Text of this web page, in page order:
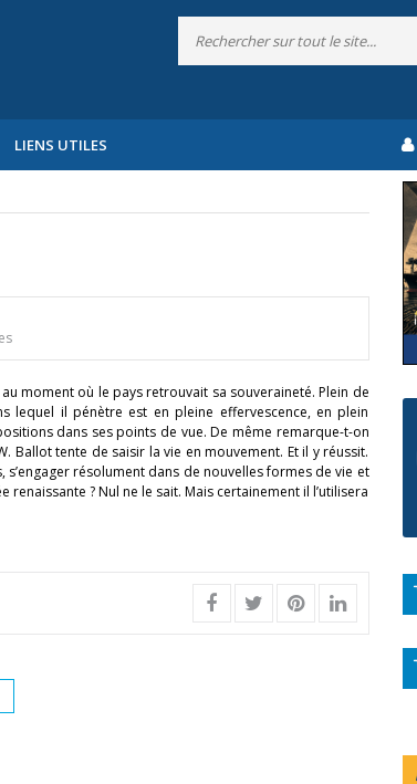
LIENS UTILES
moment où le pays retrouvait sa souveraineté. Plein de
il pénètre est en pleine effervescence, en plein
dans ses points de vue. De même remarque-t-on
Ballot tente de saisir la vie en mouvement. Et il y réussit.
résolument dans de nouvelles formes de vie et
? Nul ne le sait. Mais certainement il l’utilisera